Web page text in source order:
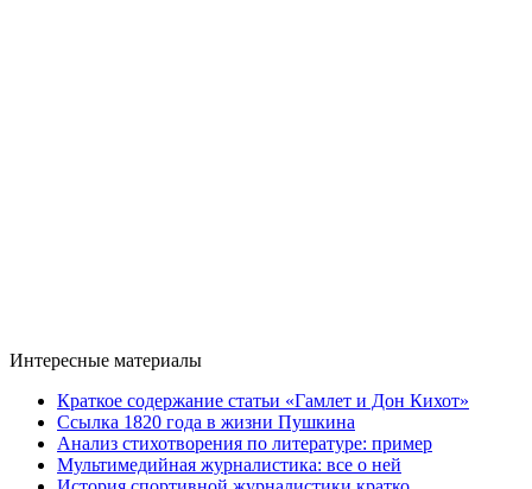
Интересные материалы
Краткое содержание статьи «Гамлет и Дон Кихот»
Ссылка 1820 года в жизни Пушкина
Анализ стихотворения по литературе: пример
Мультимедийная журналистика: все о ней